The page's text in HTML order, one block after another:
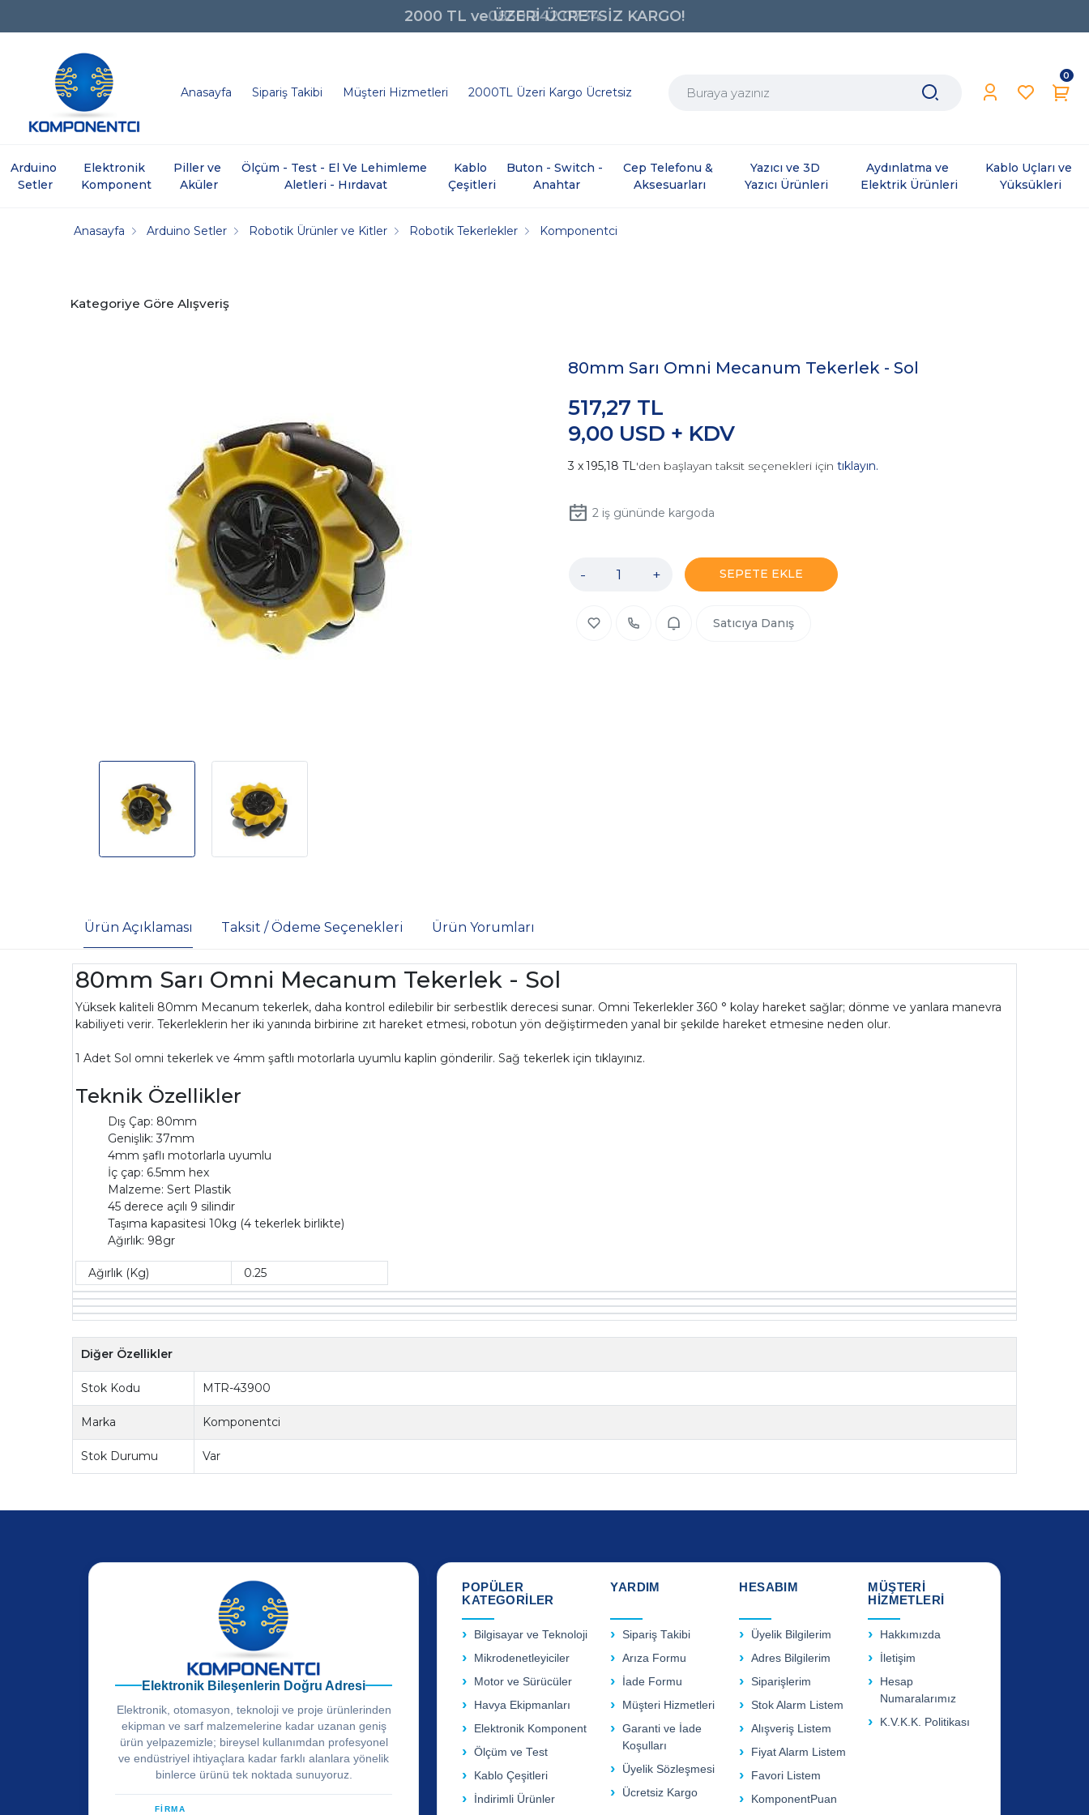
0850 242 0734
Anasayfa Sipariş Takibi Müşteri Hizmetleri 2000TL Üzeri Kargo Ücretsiz
0
Arduino
Setler
Elektronik
Komponent
Piller ve
Aküler
Ölçüm - Test - El Ve Lehimleme
Aletleri - Hırdavat
Kablo
Çeşitleri
Buton - Switch -
Anahtar
Cep Telefonu &
Aksesuarları
Yazıcı ve 3D
Yazıcı Ürünleri
Aydınlatma ve
Elektrik Ürünleri
Kablo Uçları ve
Yüksükleri
Anasayfa Arduino Setler Robotik Ürünler ve Kitler Robotik Tekerlekler Komponentci
Kategoriye Göre Alışveriş
80mm Sarı Omni Mecanum Tekerlek - Sol
9,00 USD + KDV
517,27 TL
195,18 TL'den başlayan taksit seçenekleri için tıklayın.
2iş gününde kargoda
- + SEPETE EKLE
Satıcıya Danış
Ürün Açıklaması Taksit / Ödeme Seçenekleri Ürün Yorumları
80mm Sarı Omni Mecanum Tekerlek - Sol
Yüksek kaliteli 80mm Mecanum tekerlek, daha kontrol edilebilir bir serbestlik derecesi sunar. Omni Tekerlekler 360 ° kolay hareket sağlar; dönme ve yanlara manevra
kabiliyeti verir. Tekerleklerin her iki yanında birbirine zıt hareket etmesi, robotun yön değiştirmeden yanal bir şekilde hareket etmesine neden olur.
1 Adet Sol omni tekerlek ve 4mm şaftlı motorlarla uyumlu kaplin gönderilir. Sağ tekerlek için tıklayınız.
Teknik Özellikler
Dış Çap: 80mm
Genişlik: 37mm
4mm şaflı motorlarla uyumlu
İç çap: 6.5mm hex
Malzeme: Sert Plastik
45 derece açılı 9 silindir
Taşıma kapasitesi 10kg (4 tekerlek birlikte)
Ağırlık: 98gr
Ağırlık (Kg) 0.25
Diğer Özellikler
Stok Kodu MTR-43900
Marka Komponentci
Stok Durumu Var
Elektronik Bileşenlerin Doğru Adresi
Elektronik, otomasyon, teknoloji ve proje ürünlerinden
ekipman ve sarf malzemelerine kadar uzanan geniş
ürün yelpazemizle; bireysel kullanımdan profesyonel
ve endüstriyel ihtiyaçlara kadar farklı alanlara yönelik
binlerce ürünü tek noktada sunuyoruz.
FİRMA
POPÜLER
KATEGORİLER
Bilgisayar ve Teknoloji
Mikrodenetleyiciler
Motor ve Sürücüler
Havya Ekipmanları
Elektronik Komponent
Ölçüm ve Test
Kablo Çeşitleri
İndirimli Ürünler
YARDIM
Sipariş Takibi
Arıza Formu
İade Formu
Müşteri Hizmetleri
Garanti ve İade
Koşulları
Üyelik Sözleşmesi
Ücretsiz Kargo
HESABIM
Üyelik Bilgilerim
Adres Bilgilerim
Siparişlerim
Stok Alarm Listem
Alışveriş Listem
Fiyat Alarm Listem
Favori Listem
KomponentPuan
MÜŞTERİ
HİZMETLERİ
Hakkımızda
İletişim
Hesap
Numaralarımız
K.V.K.K. Politikası